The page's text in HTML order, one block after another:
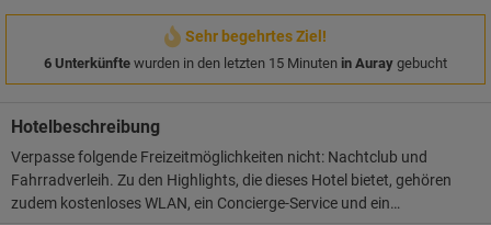
Sehr begehrtes Ziel!
6 Unterkünfte wurden in den letzten 15 Minuten in Auray gebucht
Hotelbeschreibung
Verpasse folgende Freizeitmöglichkeiten nicht: Nachtclub und
Fahrradverleih. Zu den Highlights, die dieses Hotel bietet, gehören
zudem kostenloses WLAN, ein Concierge-Service und ein